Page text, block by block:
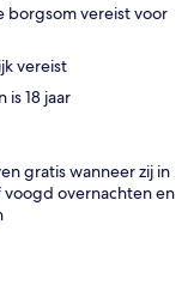
borgsom vereist voor
vereist
18 jaar
gratis wanneer zij in
voogd overnachten en